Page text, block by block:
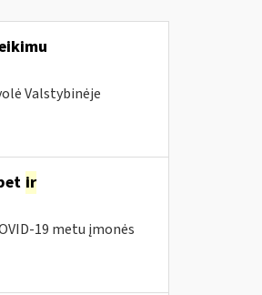
Valstybinėje
ir
19 metu įmonės